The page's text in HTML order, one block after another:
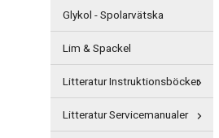
Glykol - Spolarvätska
Lim & Spackel
Litteratur Instruktionsböcker
Litteratur Servicemanualer